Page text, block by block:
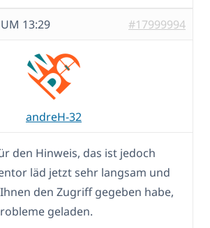
13:29 #17999994
andreH-32
den Hinweis, das ist jedoch
läd jetzt sehr langsam und
den Zugriff gegeben habe,
geladen.